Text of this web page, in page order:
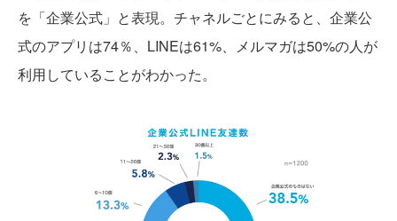
を「企業公式」と表現。チャネルごとにみると、企業公
式のアプリは74％、LINEは61%、メルマガは50%の人が
利用していることがわかった。